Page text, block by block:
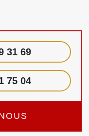
31 69
75 04